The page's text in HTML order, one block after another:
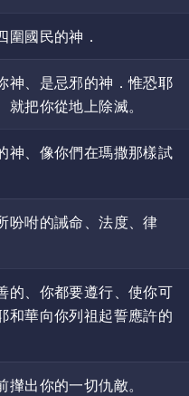
圍國民的神．
神、是忌邪的神．惟恐耶
把你從地上除滅。
神、像你們在瑪撒那樣試
吩咐的誡命、法度、律
的、你都要遵行、使你可
和華向你列祖起誓應許的
出你的一切仇敵。